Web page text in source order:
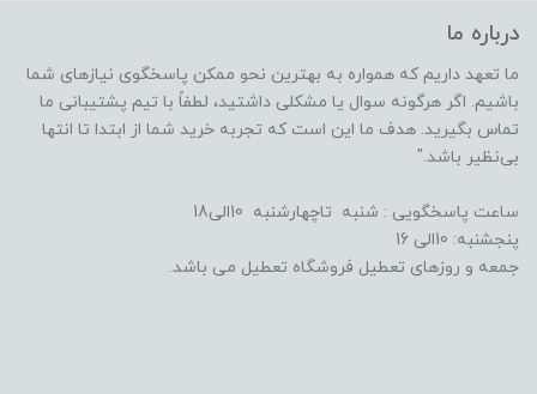
درباره ما
ما تعهد داریم که همواره به بهترین نحو ممکن پاسخگوی نیازهای شما
باشیم. اگر هرگونه سوال یا مشکلی داشتید، لطفاً با تیم پشتیبانی ما
تماس بگیرید. هدف ما این است که تجربه خرید شما از ابتدا تا انتها
بی‌نظیر باشد."
ساعت پاسخگویی : شنبه تاچهارشنبه 10الی18
پنجشنبه: 10الی 16
جمعه و روزهای تعطیل فروشگاه تعطیل می باشد.